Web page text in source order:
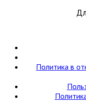
Политика в